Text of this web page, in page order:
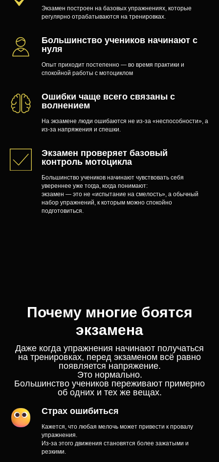
Экзамен построен на базовых упражнениях, которые
регулярно отрабатываются на тренировках.
Большинство учеников начинают с
нуля
Опыт приходит постепенно — во время практики и
спокойной работы с мотоциклом
Ошибки чаще всего связаны с
волнением
На экзамене люди ошибаются не из-за «неспособности», а
из-за напряжения и спешки.
Экзамен проверяет базовый
контроль мотоцикла
Большинство учеников начинают чувствовать себя
увереннее уже тогда, когда понимают:
экзамен — это не «испытание на смелость», а обычный
набор упражнений, к которым можно спокойно
подготовиться.
Почему многие боятся
экзамена
Даже когда упражнения начинают получаться
на тренировках, перед экзаменом всё равно
появляется напряжение.
Это нормально.
Большинство учеников переживают примерно
об одних и тех же вещах.
Страх ошибиться
Кажется, что любая мелочь может привести к провалу
упражнения.
Из-за этого движения становятся более зажатыми и
резкими.